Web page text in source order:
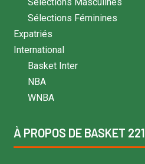
Sélections Féminines
Expatriés
International
Basket Inter
NBA
WNBA
À PROPOS DE BASKET 221